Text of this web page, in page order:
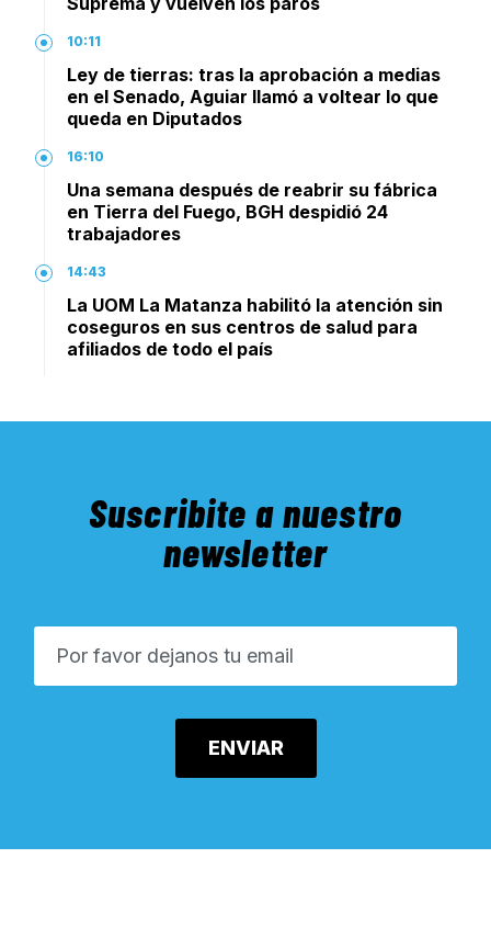
10:11
Ley de tierras: tras la aprobación a medias
en el Senado, Aguiar llamó a voltear lo que
queda en Diputados
16:10
Una semana después de reabrir su fábrica
en Tierra del Fuego, BGH despidió 24
trabajadores
14:43
La UOM La Matanza habilitó la atención sin
coseguros en sus centros de salud para
afiliados de todo el país
Suscribite a nuestro
newsletter